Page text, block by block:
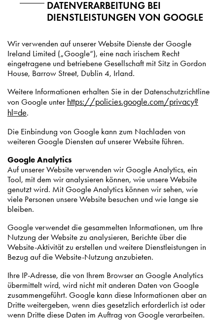
DATENVERARBEITUNG BEI
DIENSTLEISTUNGEN VON GOOGLE
Wir verwenden auf unserer Website Dienste der Google
Ireland Limited („Google“), eine nach irischem Recht
eingetragene und betriebene Gesellschaft mit Sitz in Gordon
House, Barrow Street, Dublin 4, Irland.
Weitere Informationen erhalten Sie in der Datenschutzrichtline
von Google unter https://policies.google.com/privacy?
hl=de.
Die Einbindung von Google kann zum Nachladen von
weiteren Google Diensten auf unserer Website führen.
Google Analytics
Auf unserer Website verwenden wir Google Analytics, ein
Tool, mit dem wir analysieren können, wie unsere Website
genutzt wird. Mit Google Analytics können wir sehen, wie
viele Personen unsere Website besuchen und wie lange sie
bleiben.
Google verwendet die gesammelten Informationen, um Ihre
Nutzung der Website zu analysieren, Berichte über die
Website-Aktivität zu erstellen und weitere Dienstleistungen in
Bezug auf die Website-Nutzung anzubieten.
Ihre IP-Adresse, die von Ihrem Browser an Google Analytics
übermittelt wird, wird nicht mit anderen Daten von Google
zusammengeführt. Google kann diese Informationen aber an
Dritte weitergeben, wenn dies gesetzlich erforderlich ist oder
wenn Dritte diese Daten im Auftrag von Google verarbeiten.